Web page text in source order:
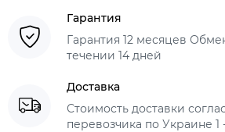
Гарантия
Гарантия 12 месяцев
течении 14 дней
Доставка
Стоимость доставки
перевозчика по Украине